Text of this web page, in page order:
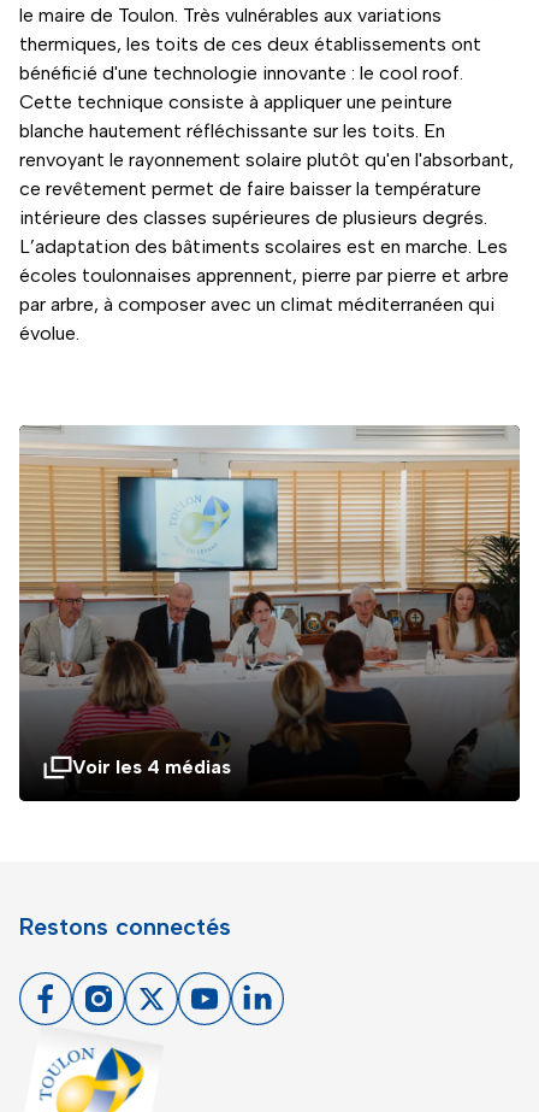
le maire de Toulon. Très vulnérables aux variations
thermiques, les toits de ces deux établissements ont
bénéficié d'une technologie innovante : le cool roof.
Cette technique consiste à appliquer une peinture
blanche hautement réfléchissante sur les toits. En
renvoyant le rayonnement solaire plutôt qu'en l'absorbant,
ce revêtement permet de faire baisser la température
intérieure des classes supérieures de plusieurs degrés.
L’adaptation des bâtiments scolaires est en marche. Les
écoles toulonnaises apprennent, pierre par pierre et arbre
par arbre, à composer avec un climat méditerranéen qui
évolue.
Voir les 4 médias
Restons connectés
FacebookInstagram
X YoutubeLinkedin